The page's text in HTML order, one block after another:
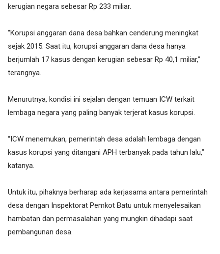
kerugian negara sebesar Rp 233 miliar.
“Korupsi anggaran dana desa bahkan cenderung meningkat
sejak 2015. Saat itu, korupsi anggaran dana desa hanya
berjumlah 17 kasus dengan kerugian sebesar Rp 40,1 miliar,”
terangnya.
Menurutnya, kondisi ini sejalan dengan temuan ICW terkait
lembaga negara yang paling banyak terjerat kasus korupsi.
“ICW menemukan, pemerintah desa adalah lembaga dengan
kasus korupsi yang ditangani APH terbanyak pada tahun lalu,”
katanya.
Untuk itu, pihaknya berharap ada kerjasama antara pemerintah
desa dengan Inspektorat Pemkot Batu untuk menyelesaikan
hambatan dan permasalahan yang mungkin dihadapi saat
pembangunan desa.